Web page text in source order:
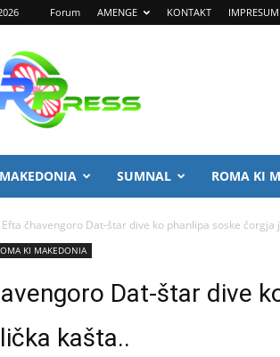
Forum AMENGE KONTAKT IMPRESUM
MAKEDONIA SUMNAL ROMA KI
Efta čhavengoro Dat-štar dive ko phanlipa soske čorgja
KI MAKEDONIA
Dat-štar dive
kašta..